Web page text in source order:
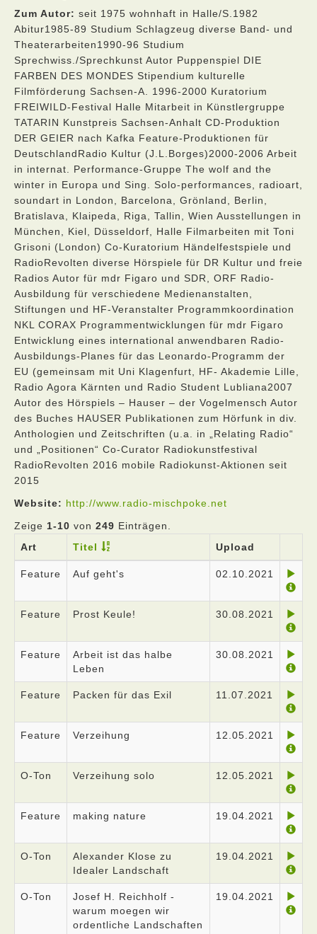
Zum Autor: seit 1975 wohnhaft in Halle/S.1982
Abitur1985-89 Studium Schlagzeug diverse Band- und
Theaterarbeiten1990-96 Studium
Sprechwiss./Sprechkunst Autor Puppenspiel DIE
FARBEN DES MONDES Stipendium kulturelle
Filmförderung Sachsen-A. 1996-2000 Kuratorium
FREIWILD-Festival Halle Mitarbeit in Künstlergruppe
TATARIN Kunstpreis Sachsen-Anhalt CD-Produktion
DER GEIER nach Kafka Feature-Produktionen für
DeutschlandRadio Kultur (J.L.Borges)2000-2006 Arbeit
in internat. Performance-Gruppe The wolf and the
winter in Europa und Sing. Solo-performances, radioart,
soundart in London, Barcelona, Grönland, Berlin,
Bratislava, Klaipeda, Riga, Tallin, Wien Ausstellungen in
München, Kiel, Düsseldorf, Halle Filmarbeiten mit Toni
Grisoni (London) Co-Kuratorium Händelfestspiele und
RadioRevolten diverse Hörspiele für DR Kultur und freie
Radios Autor für mdr Figaro und SDR, ORF Radio-
Ausbildung für verschiedene Medienanstalten,
Stiftungen und HF-Veranstalter Programmkoordination
NKL CORAX Programmentwicklungen für mdr Figaro
Entwicklung eines international anwendbaren Radio-
Ausbildungs-Planes für das Leonardo-Programm der
EU (gemeinsam mit Uni Klagenfurt, HF- Akademie Lille,
Radio Agora Kärnten und Radio Student Lubliana2007
Autor des Hörspiels – Hauser – der Vogelmensch Autor
des Buches HAUSER Publikationen zum Hörfunk in div.
Anthologien und Zeitschriften (u.a. in „Relating Radio“
und „Positionen“ Co-Curator Radiokunstfestival
RadioRevolten 2016 mobile Radiokunst-Aktionen seit
2015
Website: http://www.radio-mischpoke.net
Zeige 1-10 von 249 Einträgen.
Art
Titel Upload
Feature Auf geht's 02.10.2021
Feature Prost Keule! 30.08.2021
Feature
Arbeit ist das halbe
Leben
30.08.2021
Feature Packen für das Exil 11.07.2021
Feature Verzeihung 12.05.2021
O-Ton Verzeihung solo 12.05.2021
Feature making nature 19.04.2021
O-Ton
Alexander Klose zu
Idealer Landschaft
19.04.2021
O-Ton
Josef H. Reichholf -
warum moegen wir
ordentliche Landschaften
19.04.2021